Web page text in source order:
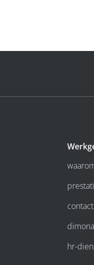
contact
hr-